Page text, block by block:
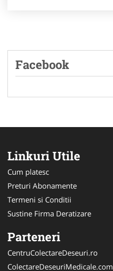
Facebook
Linkuri Utile
Cum platesc
Preturi Abonamente
Termeni si Conditii
Sustine Firma Deratizare
Parteneri
CentruColectareDeseuri.ro
ColectareDeseuriMedicale.com